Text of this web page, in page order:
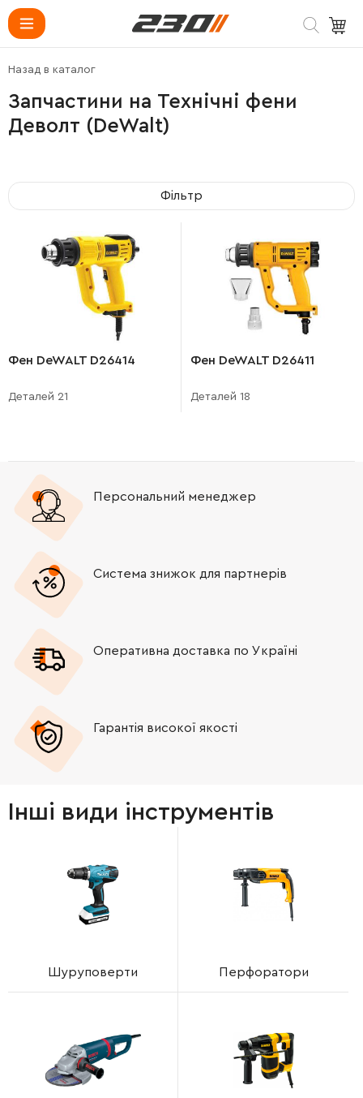
Запчастини на Технічні фени
Деволт (DeWalt)
Назад в каталог
Фільтр
Фен DeWALT D26414
Деталей 21
Фен DeWALT D26411
Деталей 18
Персональний менеджер
Система знижок для партнерів
Оперативна доставка по Україні
Гарантія високої якості
Інші види інструментів
Шуруповерти Перфоратори